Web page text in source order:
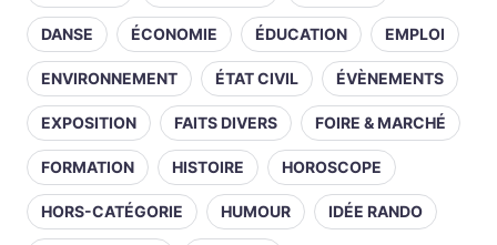
DANSE ÉCONOMIE ÉDUCATION EMPLOI
ENVIRONNEMENT ÉTAT CIVIL ÉVÈNEMENTS
EXPOSITION FAITS DIVERS FOIRE & MARCHÉ
FORMATION HISTOIRE HOROSCOPE
HORS-CATÉGORIE HUMOUR IDÉE RANDO